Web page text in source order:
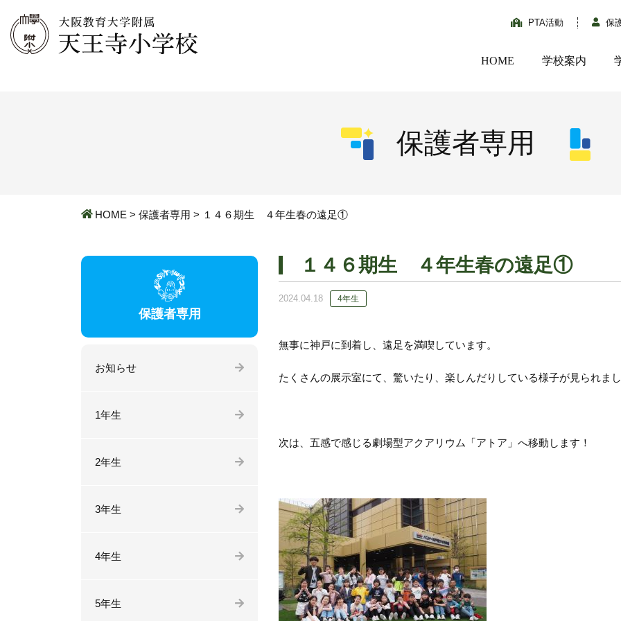
PTA活動 保
HOME 学校案内
保護者専用
HOME > 保護者専用 > １４６期生 ４年生春の遠足①
１４６期生 ４年生春の遠足①
2024.04.18 4年生
無事に神戸に到着し、遠足を満喫しています。
たくさんの展示室にて、驚いたり、楽しんだりしている様子が見られま
次は、五感で感じる劇場型アクアリウム「アトア」へ移動します！
保護者専用
お知らせ
1年生
2年生
3年生
4年生
5年生